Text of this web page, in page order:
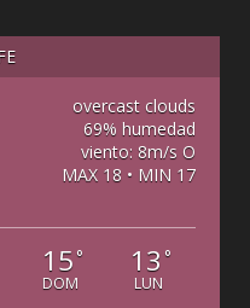
overcast clouds
69% humedad
viento: 8m/s O
MAX 18 • MIN 17
15°
DOM
13 °
LUN